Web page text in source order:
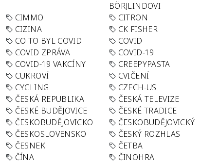
BÖRJLINDOVI
CIMMO
CITRON
CIZINA
CK FISHER
CO TO BYL COVID
COVID
COVID ZPRÁVA
COVID-19
COVID-19 VAKCÍNY
CREEPYPASTA
CUKROVÍ
CVIČENÍ
CYCLING
CZECH-US
ČESKÁ REPUBLIKA
ČESKÁ TELEVIZE
ČESKÉ BUDĚJOVICE
ČESKÉ TRADICE
ČESKOBUDĚJOVICKO
ČESKOBUDĚJOVICKÝ
ČESKOSLOVENSKO
ČESKÝ ROZHLAS
ČESNEK
ČETBA
ČÍNA
ČINOHRA